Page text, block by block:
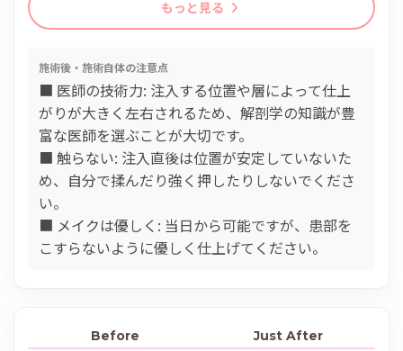
もっと見る
施術後・施術自体の注意点
■ 医師の技術力: 注入する位置や層によって仕上
がりが大きく左右されるため、解剖学の知識が豊
富な医師を選ぶことが大切です。
■ 触らない: 注入直後は位置が安定していないた
め、自分で揉んだり強く押したりしないでくださ
い。
■ メイクは優しく: 当日から可能ですが、患部を
こすらないように優しく仕上げてください。
Before Just After